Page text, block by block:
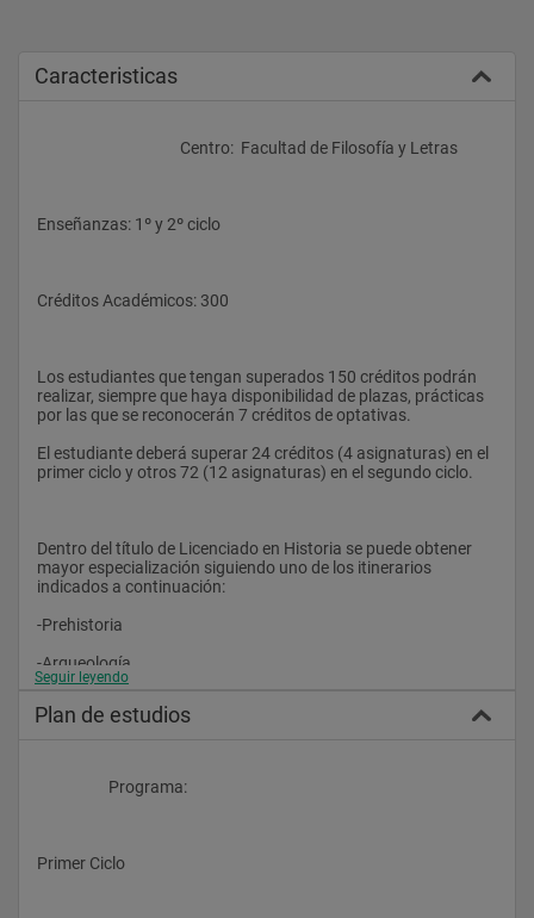
Caracteristicas
					Centro:  Facultad de Filosofía y Letras
Enseñanzas: 1º y 2º ciclo
Créditos Académicos: 300
Los estudiantes que tengan superados 150 créditos podrán
realizar, siempre que haya disponibilidad de plazas, prácticas
por las que se reconocerán 7 créditos de optativas.
El estudiante deberá superar 24 créditos (4 asignaturas) en el
primer ciclo y otros 72 (12 asignaturas) en el segundo ciclo.
Dentro del título de Licenciado en Historia se puede obtener
mayor especialización siguiendo uno de los itinerarios
indicados a continuación:
-Prehistoria
-Arqueología
-Historia Moderna
Seguir leyendo
Plan de estudios
                    Programa:
Primer Ciclo